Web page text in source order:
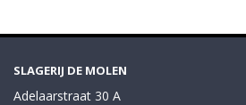
SLAGERIJ DE MOLEN
Adelaarstraat 30 A